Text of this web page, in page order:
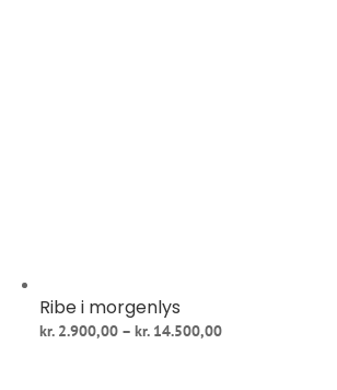
Ribe i morgenlys
kr.2.900,00 – kr.14.500,00Prisinterval: